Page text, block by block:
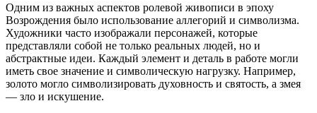
Одним из важных аспектов ролевой живописи в эпоху
Возрождения было использование аллегорий и символизма.
Художники часто изображали персонажей, которые
представляли собой не только реальных людей, но и
абстрактные идеи. Каждый элемент и деталь в работе могли
иметь свое значение и символическую нагрузку. Например,
золото могло символизировать духовность и святость, а змея
— зло и искушение.